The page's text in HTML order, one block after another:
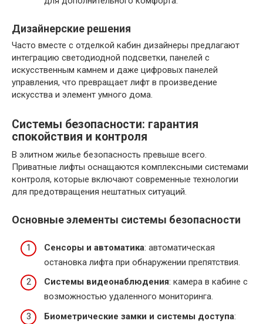
Дизайнерские решения
Часто вместе с отделкой кабин дизайнеры предлагают
интеграцию светодиодной подсветки, панелей с
искусственным камнем и даже цифровых панелей
управления, что превращает лифт в произведение
искусства и элемент умного дома.
Системы безопасности: гарантия
спокойствия и контроля
В элитном жилье безопасность превыше всего.
Приватные лифты оснащаются комплексными системами
контроля, которые включают современные технологии
для предотвращения нештатных ситуаций.
Основные элементы системы безопасности
Сенсоры и автоматика: автоматическая
остановка лифта при обнаружении препятствия.
Системы видеонаблюдения: камера в кабине с
возможностью удаленного мониторинга.
Биометрические замки и системы доступа: